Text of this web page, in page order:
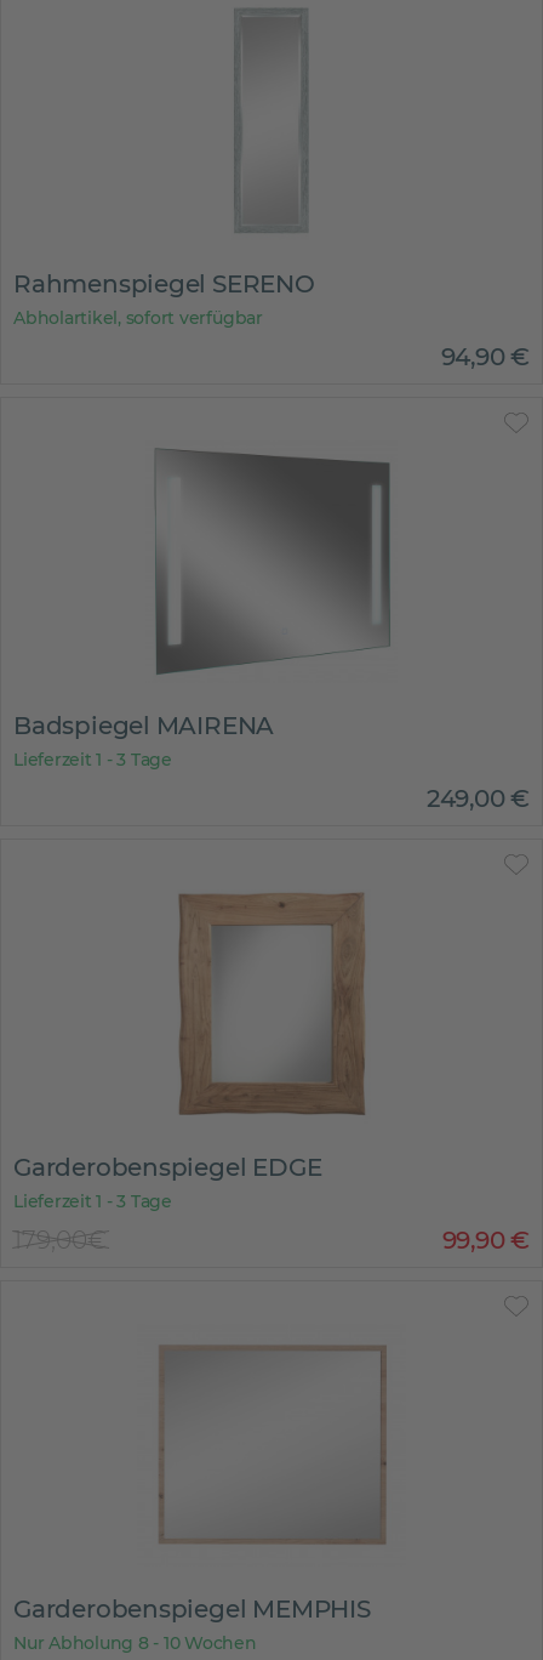
Rahmenspiegel SERENO
Abholartikel, sofort verfügbar
94,90€
Badspiegel MAIRENA
Lieferzeit 1 - 3 Tage
249,00€
Garderobenspiegel EDGE
Lieferzeit 1 - 3 Tage
99,90€
179,00€
Garderobenspiegel MEMPHIS
Nur Abholung 8 - 10 Wochen